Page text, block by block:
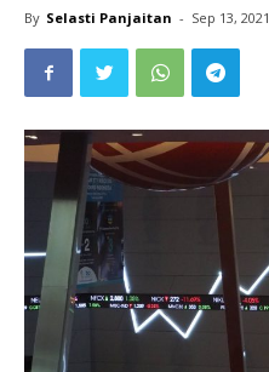
By Selasti Panjaitan - Sep 13, 2021